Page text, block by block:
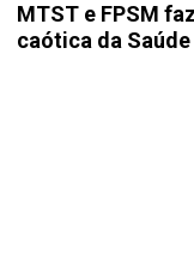
MTST e FPSM
caótica da Saúde